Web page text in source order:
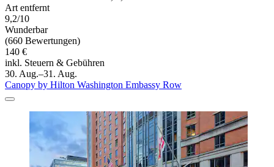
Art entfernt
9,2/10
Wunderbar
(660 Bewertungen)
140 €
inkl. Steuern & Gebühren
30. Aug.–31. Aug.
Canopy by Hilton Washington Embassy Row